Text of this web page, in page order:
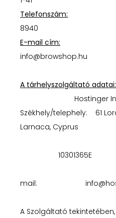
Telefonszám:
8940
E-mail cím:
info@browshop.hu
A tárhelyszolgáltató adatai:
Hostinger
Székhely/telephely: 61
Larnaca, Cyprus
10301365E
mail:
A Szolgáltató